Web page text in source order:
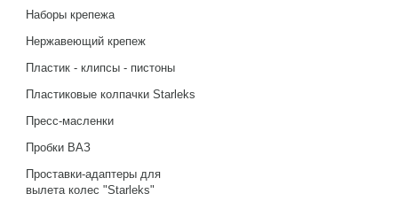
Наборы крепежа
Нержавеющий крепеж
Пластик - клипсы - пистоны
Пластиковые колпачки Starleks
Пресс-масленки
Пробки ВАЗ
Проставки-адаптеры для
вылета колес "Starleks"